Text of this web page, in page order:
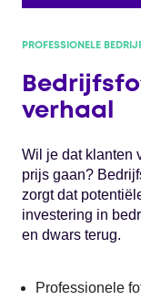
PROFESSIONELE
verhaal
Wil je dat klanten
prijs gaan?
zorgt dat
investering in
en dwars terug.
Professionele